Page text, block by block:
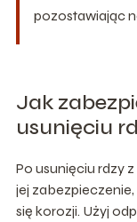
pozostawiając
Jak
usunięciu
Po usunięciu rdzy
jej
się korozji. Użyj